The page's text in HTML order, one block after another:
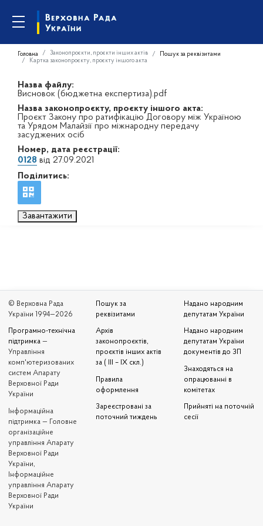
Головна Законопроєкти, проєкти інших актів
Пошук за реквізитами
Картка законопроєкту, проєкту іншого акта
Назва файлу:
Висновок (бюджетна експертиза).pdf
Назва законопроєкту, проєкту іншого акта:
Проєкт Закону про ратифікацію Договору між Україною
та Урядом Малайзії про міжнародну передачу
засуджених осіб
Номер, дата реєстрації:
0128 від 27.09.2021
Поділитись:
Завантажити
© Верховна Рада
України 1994—2026
Програмно-технічна
підтримка —
Управління
комп'ютеризованих
систем Апарату
Верховної Ради
України
Iнформаційна
підтримка — Головне
організаційне
управління Апарату
Верховної Ради
України,
Інформаційне
управління Апарату
Верховної Ради
України
Пошук за
реквізитами
Архів
законопроєктів,
проєктів інших актів
за ( III – IX скл.)
Правила
оформлення
Зареєстровані за
поточний тиждень
Надано народним
депутатам України
Надано народним
депутатам України
документів до ЗП
Знаходяться на
опрацюванні в
комітетах
Прийняті на поточній
сесії